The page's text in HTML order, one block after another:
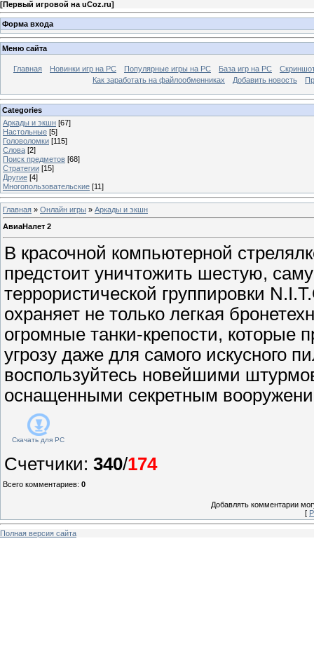
[Первый игровой на uCoz.ru]
Форма входа
Меню сайта
Главная Новинки игр на PC Популярные игры на PC База игр на РС
Как заработать на файлообменниках
Добавить новость
Categories
Аркады и экшн [67]
Настольные [5]
Головоломки [115]
Слова [2]
Поиск предметов [68]
Стратегии [15]
Другие [4]
Многопользовательские [11]
Главная » Онлайн игры » Аркады и экшн
АвиаНалет 2
В красочной компьютерной
предстоит уничтожить шестую,
террористической группировки
охраняет не только легкая
огромные танки-крепости, которые
угрозу даже для самого искусного
воспользуйтесь новейшими
оснащенными секретным
Скачать для PC
Счетчики: 340/174
Всего комментариев: 0
Добавлять комментарии
[
Полная версия сайта